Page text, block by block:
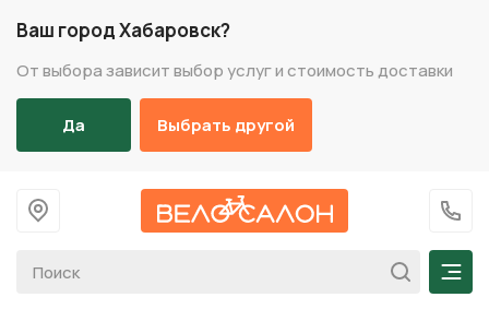
Ваш город Хабаровск?
От выбора зависит выбор услуг и стоимость доставки
Да Выбрать другой
На главную
+7